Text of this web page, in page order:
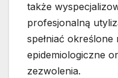
także
profesjonalną
spełniać
epidemiologiczne
zezwolenia.